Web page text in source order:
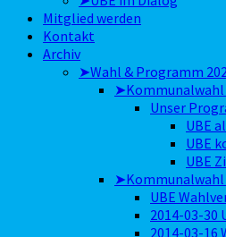
Mitglied werden
Kontakt
Archiv
➤Wahl & Programm
➤Kommunalwahl
Unser
UBE
UBE
UBE
➤Kommunalwahl
UBE
2014-03-30
2014-03-16